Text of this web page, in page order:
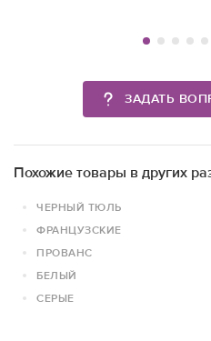
ЗАДАТЬ
Похожие товары в других
ЧЕРНЫЙ ТЮЛЬ
ФРАНЦУЗСКИЕ
ПРОВАНС
БЕЛЫЙ
СЕРЫЕ